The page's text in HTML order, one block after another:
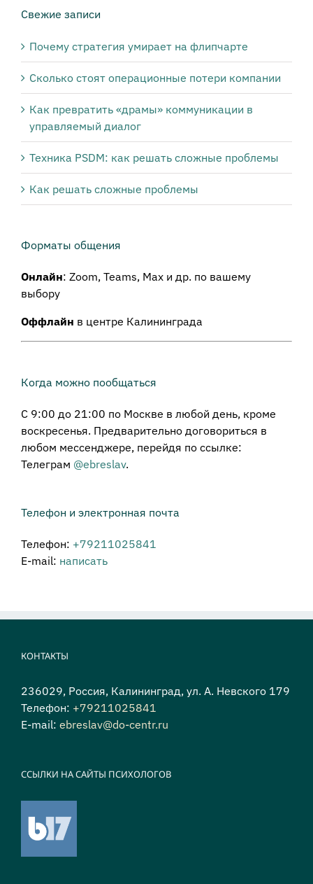
тематики:
Свежие записи
Почему стратегия умирает на флипчарте
Сколько стоят операционные потери компании
Как превратить «драмы» коммуникации в
управляемый диалог
Техника PSDM: как решать сложные проблемы
Как решать сложные проблемы
Форматы общения
Онлайн: Zoom, Teams, Max и др. по вашему
выбору
Оффлайн в центре Калининграда
Когда можно пообщаться
С 9:00 до 21:00 по Москве в любой день, кроме
воскресенья. Предварительно договориться в
любом мессенджере, перейдя по ссылке:
Телеграм @ebreslav.
Телефон и электронная почта
Телефон: +79211025841
E-mail: написать
КОНТАКТЫ
236029, Россия, Калининград, ул. А. Невского 179
Телефон: +79211025841
E-mail: ebreslav@do-centr.ru
ССЫЛКИ НА САЙТЫ ПСИХОЛОГОВ